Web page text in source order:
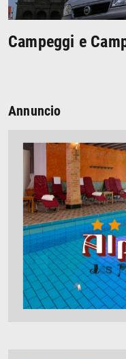
Campeggi e
Annuncio